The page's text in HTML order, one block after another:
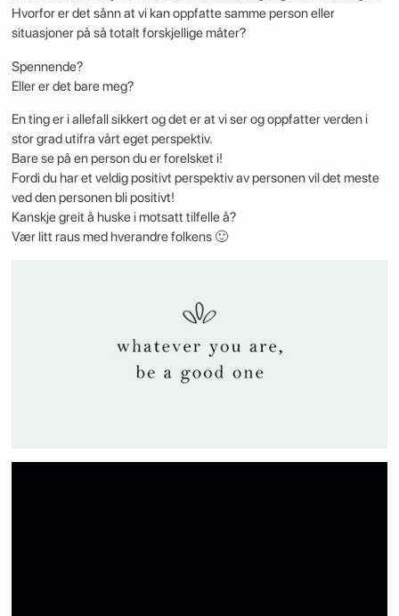
Hvorfor er det sånn at vi kan oppfatte samme person eller
situasjoner på så totalt forskjellige måter?
Spennende?
Eller er det bare meg?
En ting er i allefall sikkert og det er at vi ser og oppfatter verden i
stor grad utifra vårt eget perspektiv.
Bare se på en person du er forelsket i!
Fordi du har et veldig positivt perspektiv av personen vil det meste
ved den personen bli positivt!
Kanskje greit å huske i motsatt tilfelle å?
Vær litt raus med hverandre folkens 🙂